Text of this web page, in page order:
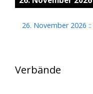
26. November 2026 ::
Verbände